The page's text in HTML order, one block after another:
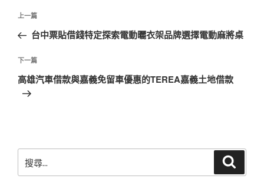
文
導
覽
上
一
文
章
上一篇
台中票貼借錢特定探索電動曬衣架品牌選擇電動麻將桌
下
一
篇
下一篇
高雄汽車借款與嘉義免留車優惠的TEREA嘉義土地借款
尋